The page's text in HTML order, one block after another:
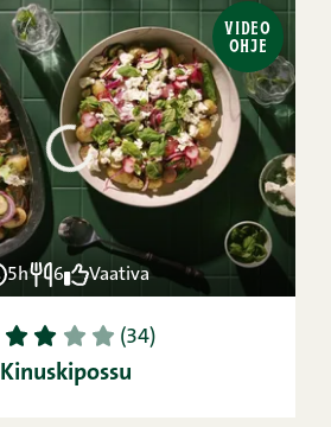
VIDEO
OHJE
5h 6 Vaativa
2 3 4 5 (34)
Kinuskipossu